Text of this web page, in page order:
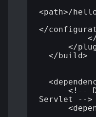
<path>/
</
</
</
</build>
<!--
Servlet -->